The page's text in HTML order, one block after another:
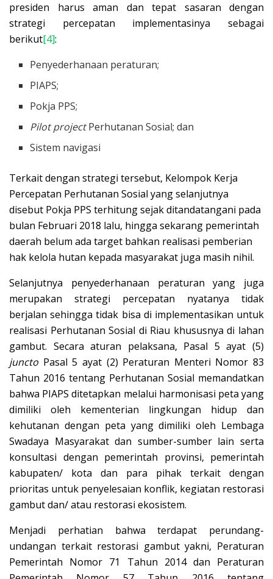
presiden harus aman dan tepat sasaran dengan
strategi percepatan implementasinya sebagai
berikut[4]:
Penyederhanaan peraturan;
PIAPS;
Pokja PPS;
Pilot projectPerhutanan Sosial; dan
Sistem navigasi
Terkait dengan strategi tersebut, Kelompok Kerja
Percepatan Perhutanan Sosial yang selanjutnya
disebut Pokja PPS terhitung sejak ditandatangani pada
bulan Februari 2018 lalu, hingga sekarang pemerintah
daerah belum ada target bahkan realisasi pemberian
hak kelola hutan kepada masyarakat juga masih nihil.
Selanjutnya penyederhanaan peraturan yang juga
merupakan strategi percepatan nyatanya tidak
berjalan sehingga tidak bisa di implementasikan untuk
realisasi Perhutanan Sosial di Riau khususnya di lahan
gambut. Secara aturan pelaksana, Pasal 5 ayat (5)
juncto Pasal 5 ayat (2) Peraturan Menteri Nomor 83
Tahun 2016 tentang Perhutanan Sosial memandatkan
bahwa PIAPS ditetapkan melalui harmonisasi peta yang
dimiliki oleh kementerian lingkungan hidup dan
kehutanan dengan peta yang dimiliki oleh Lembaga
Swadaya Masyarakat dan sumber-sumber lain serta
konsultasi dengan pemerintah provinsi, pemerintah
kabupaten/ kota dan para pihak terkait dengan
prioritas untuk penyelesaian konflik, kegiatan restorasi
gambut dan/ atau restorasi ekosistem.
Menjadi perhatian bahwa terdapat perundang-
undangan terkait restorasi gambut yakni, Peraturan
Pemerintah Nomor 71 Tahun 2014 dan Peraturan